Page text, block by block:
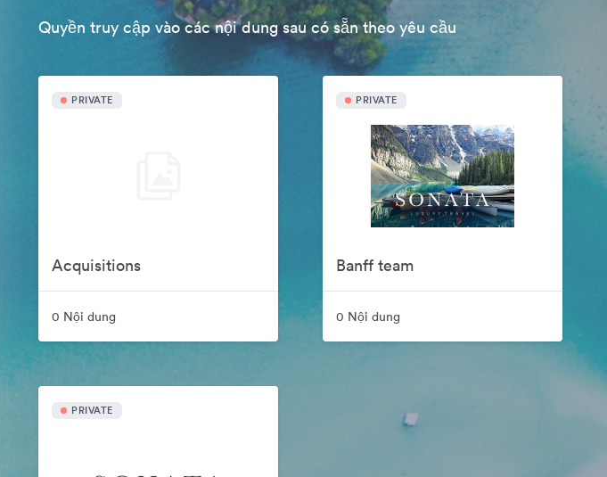
Quyền truy cập vào các nội dung sau có sẵn theo yêu cầu
PRIVATE
Acquisitions
0 Nội dung
PRIVATE
Banff team
0 Nội dung
PRIVATE